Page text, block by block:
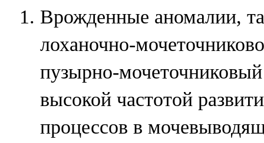
Врожденные аномалии,
лоханочно-
пузырно-
высокой частотой
процессов в